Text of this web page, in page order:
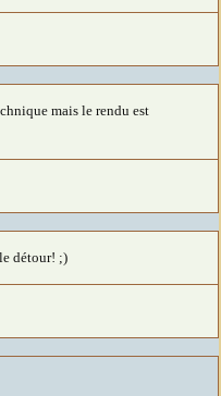
mais le rendu est
détour! ;)